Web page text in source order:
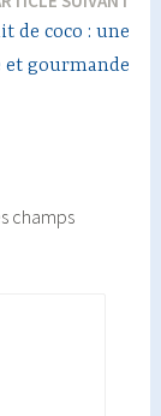
de coco : une
et gourmande
champs